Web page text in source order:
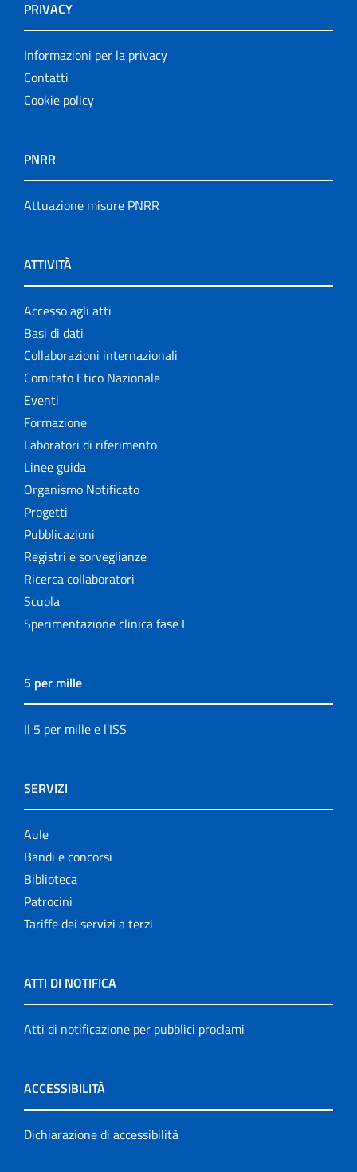
PRIVACY
Informazioni per la privacy
Contatti
Cookie policy
PNRR
Attuazione misure PNRR
ATTIVITÀ
Accesso agli atti
Basi di dati
Collaborazioni internazionali
Comitato Etico Nazionale
Eventi
Formazione
Laboratori di riferimento
Linee guida
Organismo Notificato
Progetti
Pubblicazioni
Registri e sorveglianze
Ricerca collaboratori
Scuola
Sperimentazione clinica fase I
5 per mille
Il 5 per mille e l'ISS
SERVIZI
Aule
Bandi e concorsi
Biblioteca
Patrocini
Tariffe dei servizi a terzi
ATTI DI NOTIFICA
Atti di notificazione per pubblici proclami
ACCESSIBILITÀ
Dichiarazione di accessibilità